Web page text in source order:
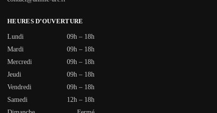
HEURES D’OUVERTURE
Lundi
09h – 18h
Mardi
09h – 18h
Mercredi
09h – 18h
Jeudi
09h – 18h
Vendredi
09h – 18h
Samedi
12h – 18h